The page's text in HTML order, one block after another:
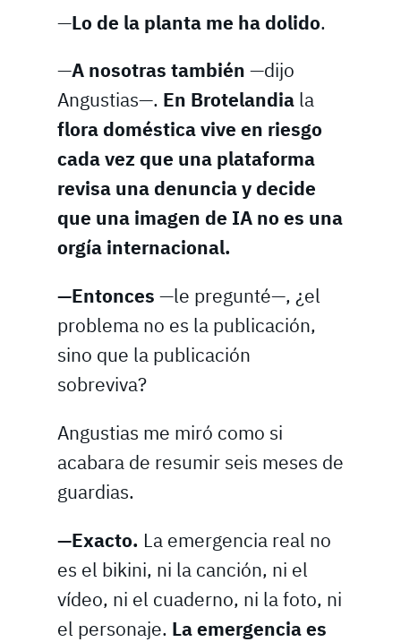
—Lo de la planta me ha dolido.
—A nosotras también —dijo
Angustias—. En Brotelandia la
flora doméstica vive en riesgo
cada vez que una plataforma
revisa una denuncia y decide
que una imagen de IA no es una
orgía internacional.
—Entonces —le pregunté—, ¿el
problema no es la publicación,
sino que la publicación
sobreviva?
Angustias me miró como si
acabara de resumir seis meses de
guardias.
—Exacto. La emergencia real no
es el bikini, ni la canción, ni el
vídeo, ni el cuaderno, ni la foto, ni
el personaje. La emergencia es